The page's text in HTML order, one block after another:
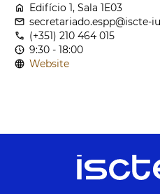
home Edifício 1, Sala 1E03
email secretariado.espp@iscte-
call (+351) 210 464 015
nest_clock_farsight_analog 9:30 - 18:00
language Website